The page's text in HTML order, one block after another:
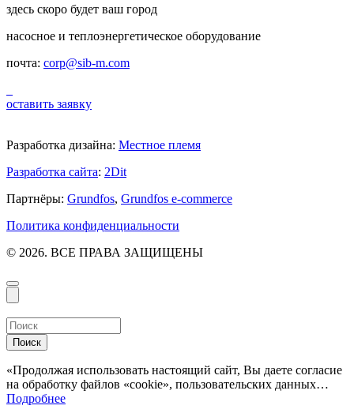
здесь скоро будет ваш город
насосное и теплоэнергетическое оборудование
почта: corp@sib-m.com
оставить заявку
Разработка дизайна: Местное племя
Разработка сайта: 2Dit
Партнёры: Grundfos, Grundfos e-commerce
Политика конфиденциальности
© 2026. ВСЕ ПРАВА ЗАЩИЩЕНЫ
Поиск
«Продолжая использовать настоящий сайт, Вы даете согласие
на обработку файлов «cookie», пользовательских данных…
Подробнее